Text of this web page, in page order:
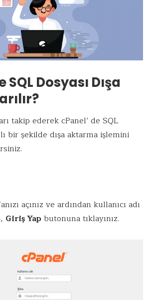
SQL Dosyası Dışa
takip ederek cPanel’ de SQL
bir şekilde dışa aktarma işlemini
açınız ve ardından kullanıcı adı
Giriş Yapbutonuna tıklayınız.